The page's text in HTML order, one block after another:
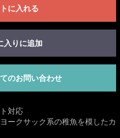
に入れる
入りに追加
のお問い合わせ
対応
ークサック系の稚魚を模したカ